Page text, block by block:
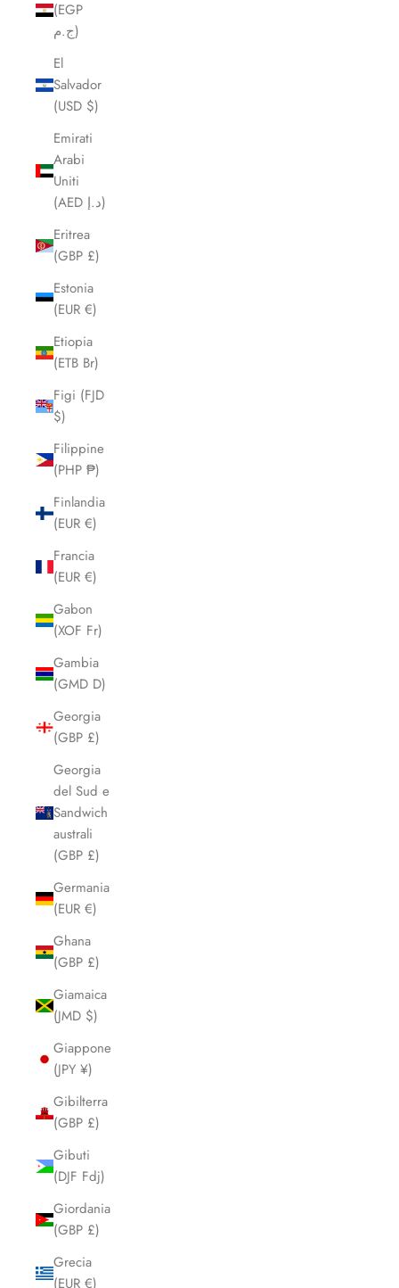
(EGP
ج.م)
El
Salvador
(USD $)
Emirati
Arabi
Uniti
(AED د.إ)
Eritrea
(GBP £)
Estonia
(EUR €)
Etiopia
(ETB Br)
Figi (FJD
$)
Filippine
(PHP ₱)
Finlandia
(EUR €)
Francia
(EUR €)
Gabon
(XOF Fr)
Gambia
(GMD D)
Georgia
(GBP £)
Georgia
del Sud e
Sandwich
australi
(GBP £)
Germania
(EUR €)
Ghana
(GBP £)
Giamaica
(JMD $)
Giappone
(JPY ¥)
Gibilterra
(GBP £)
Gibuti
(DJF Fdj)
Giordania
(GBP £)
Grecia
(EUR €)